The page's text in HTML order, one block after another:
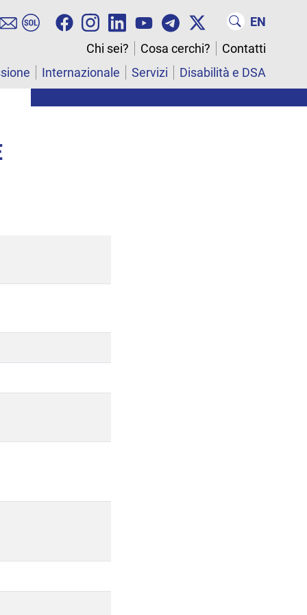
EN
Chi sei?
Cosa cerchi?
Contatti
Internazionale Servizi Disabilità e DSA